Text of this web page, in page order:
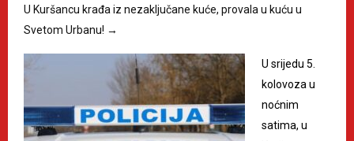
U Kuršancu krađa iz nezaključane kuće, provala u kuću u
Svetom Urbanu! →
U srijedu 5.
kolovoza u
noćnim
satima, u